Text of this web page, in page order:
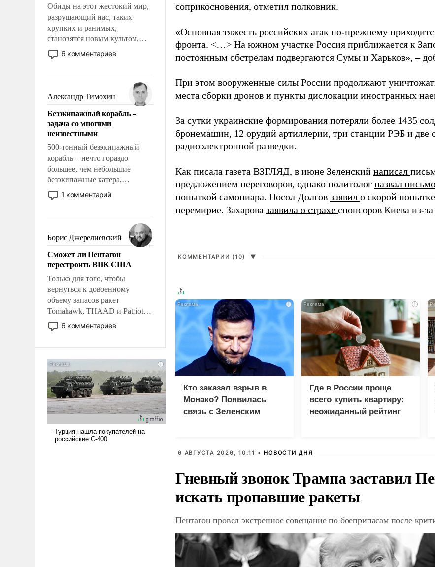
Обиды на этот жестокий мир,
разрушающий нас, таких
хрупких и ранимых,
становятся новым культом,
постепенно вытесняя и
отменяя традиционное
мужественным и твердым под
ударами судьбы, брать на себя
ответственность, помогать
слабым, идти вперед и
адаптироваться.
6 комментариев
Александр Тимохин
Безэкипажный корабль –
задача со многими
неизвестными
500-тонный безэкипажный
корабль – нечто гораздо
большее, чем небольшие
безэкипажные катера,
применение которых уже
стало обыденностью. Задача по
сложна и амбициозна. Однако
и ее реализация радикально
поднимет наши боевые
возможности.
1 комментарий
Борис Джерелиевский
Сможет ли Пентагон
перестроить ВПК США
Только для того, чтобы
вернуться к довоенному
объему запасов ракет
Tomahawk, THAAD и Patriot
США потребуется более трех
лет. Даже небольшая война с
Сложившаяся ситуация
означает многолетний период
уязвимости США, например,
перед Китаем.
6 комментариев
соприкосновения, отметил полковник.
«Основная тяжесть российских атак по-прежнему
фронта. <…> На южном участке Россия приближается к
постоянным обстрелам подвергаются Сумы и Харьков», –
При этом вооруженные силы России продолжают
места сборки дронов и пункты дислокации иностранных
За сутки украинские формирования потеряли более 1435
бронемашин, 12 орудий артиллерии, три станции РЭБ и две
радиоэлектронной разведки.
Как писала газета ВЗГЛЯД, в июне Зеленский написал
предложением переговоров, однако политолог назвал письмо
попыткой самопиара. Посол Долгов заявил о скорой
перемирие. Захарова заявила о страхе спонсоров Киева из-
КОММЕНТАРИИ (10) ▼
i
Кто заказал взрыв в
Монако? Появилась
связь с Зеленским
i
Где в России проще
всего купить квартиру:
неожиданный рейтинг
6 АВГУСТА 2026, 10:11 • НОВОСТИ ДНЯ
Гневный звонок Трампа заставил
искать пропавшие ракеты
Пентагон провел экстренное совещание по боеприпасам после